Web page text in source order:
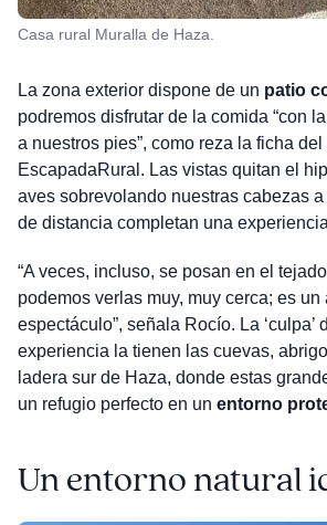
Casa rural Muralla de Haza.
La zona exterior dispone de un patio
podremos disfrutar de la comida “con
a nuestros pies”, como reza la ficha
EscapadaRural. Las vistas quitan el
aves sobrevolando nuestras cabezas
de distancia completan una
“A veces, incluso, se posan en el
podemos verlas muy, muy cerca; es un
espectáculo”, señala Rocío. La ‘culpa’
experiencia la tienen las cuevas,
ladera sur de Haza, donde estas
un refugio perfecto en un entorno
Un entorno natural